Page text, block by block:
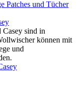
sind in
können mit
und